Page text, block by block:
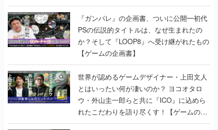
書】
『ガンパレ』の企画書、ついに公開━初代
PSの伝説的タイトルは、なぜ生まれたの
か？そして『LOOP8』へ受け継がれたもの
【ゲームの企画書】
世界が認めるゲームデザイナー・上田文人
とはいったい何が凄いのか？ ヨコオタロ
ウ・外山圭一郎らと共に『ICO』に込めら
れたこだわりを語り尽くす！【ゲームの企
画書】